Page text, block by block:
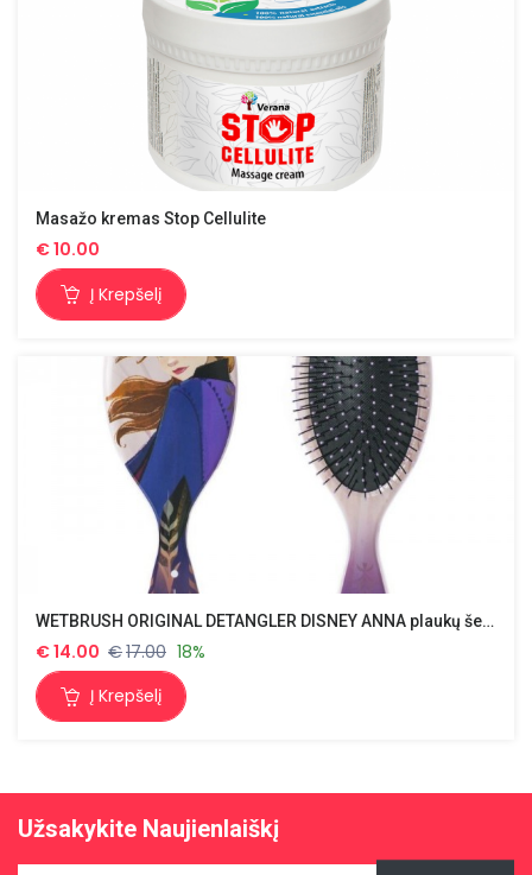
Masažo kremas Stop Cellulite
€10.00
Į Krepšelį
WETBRUSH ORIGINAL DETANGLER DISNEY ANNA plaukų šepetys
€14.00 €17.00 18%
Į Krepšelį
Užsakykite Naujienlaiškį